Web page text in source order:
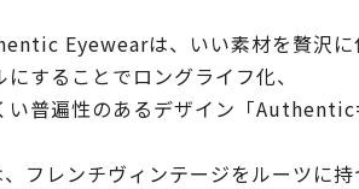
Eyewearは、いい素材を贅沢
することでロングライフ化、
い普遍性のあるデザイン「
、フレンチヴィンテージをルーツに